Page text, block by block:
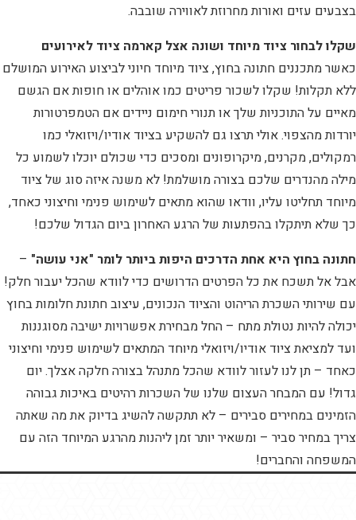
בצבעים עזים ואורות מחרוזת לאווירה שובבה.
שקלו לבחור ציוד מיוחד ושונה אצל קארמה ציוד לאירועים
כאשר מתכננים חתונה בחוץ, ציוד מיוחד חיוני לביצוע האירוע המושלם
ללא תקלות! שקלו לשכור פריטים כמו אוהלים או חופות אם הגשם
מאיים על התוכניות שלך או תנורי חימום ניידים אם הטמפרטורות
יורדות מהצפוי. אולי תרצו גם להשקיע בציוד אודיו/ויזואלי כמו
רמקולים, מקרנים, מיקרופונים ומסכים כדי שכולם יוכלו לשמוע כל
מילה מהנדרים שלכם בצורה מושלמת! לא משנה איזה סוג של ציוד
מיוחד תחליטו עליו, וודאו שהוא מתאים לשימוש פנימי וחיצוני כאחד,
כך שלא תיתקלו בהפתעות של הרגע האחרון ביום הגדול שלכם!
חתונה בחוץ היא אחת הדרכים היפות ביותר לומר "אני עושה" –
אבל אל תשכח את כל הפרטים הדרושים כדי לוודא שהכל יעבור חלק!
עם שירותי השכרת הריהוט והציוד הנכונים, עיצוב חתונת חלומות בחוץ
יכולה להיות נטולת מתח – החל מבחירת אפשרויות ישיבה מסוגננות
ועד למציאת ציוד אודיו/ויזואלי מיוחד המתאים לשימוש פנימי וחיצוני
כאחד – תן לנו לעזור לוודא שהכל מתנהל בצורה חלקה אצלך. יום
גדול! עם המבחר העצום שלנו של השכרות רהיטים באיכות גבוהה
הזמינים במחירים סבירים – לא תתקשה להשיג בדיוק את מה שאתה
צריך במחיר סביר – ומשאיר יותר זמן ליהנות מהרגע המיוחד הזה עם
המשפחה והחברים!